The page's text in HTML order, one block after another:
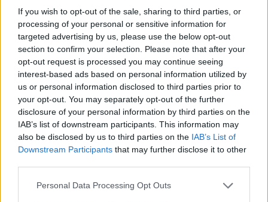
If you wish to opt-out of the sale, sharing to third parties, or
processing of your personal or sensitive information for
targeted advertising by us, please use the below opt-out
section to confirm your selection. Please note that after your
opt-out request is processed you may continue seeing
interest-based ads based on personal information utilized by
us or personal information disclosed to third parties prior to
your opt-out. You may separately opt-out of the further
disclosure of your personal information by third parties on the
IAB’s list of downstream participants. This information may
also be disclosed by us to third parties on the IAB’s List of
Downstream Participants that may further disclose it to other
Personal Data Processing Opt Outs
Η αλήθεια δοκιμάζεται, ποια αναχώματα οφείλουμε να
δημιουργήσουμε για να μη μας παρασύρει η λαίλαπα του
ψηφιακού πολέμου.